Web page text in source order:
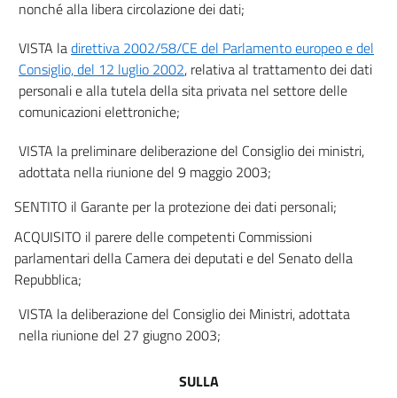
20
21
22
23
24
25
26
27
TITOLO IV
SOGGETTI CHE EFFETTUANO IL TRATTAMENTO
((TITOLO ABROGATO DAL D.LGS. 10 AGOSTO 2018, N. 101))
28
29
30
SICUREZZA DEI DATI E DEI SISTEMI
nonché alla libera circolazione dei dati;
VISTA ladirettiva 2002/58/CE del Parlamento europeo e del
Consiglio, del 12 luglio 2002, relativa al trattamento dei dati
personali e alla tutela della sita privata nel settore delle
comunicazioni elettroniche;
VISTA la preliminare deliberazione del Consiglio dei ministri,
adottata nella riunione del 9 maggio 2003;
SENTITO il Garante per la protezione dei dati personali;
ACQUISITO il parere delle competenti Commissioni
parlamentari della Camera dei deputati e del Senato della
Repubblica;
VISTA la deliberazione del Consiglio dei Ministri, adottata
nella riunione del 27 giugno 2003;
SULLA